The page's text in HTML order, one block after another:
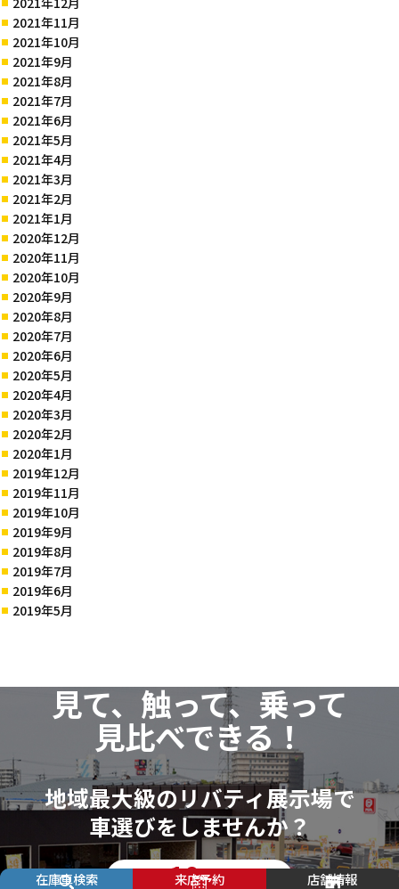
2021年11月
2021年10月
2021年9月
2021年8月
2021年7月
2021年6月
2021年5月
2021年4月
2021年3月
2021年2月
2021年1月
2020年12月
2020年11月
2020年10月
2020年9月
2020年8月
2020年7月
2020年6月
2020年5月
2020年4月
2020年3月
2020年2月
2020年1月
2019年12月
2019年11月
2019年10月
2019年9月
2019年8月
2019年7月
2019年6月
2019年5月
在庫車検索 来店予約 店舗情報
見て、触って、乗って
見比べできる！
地域最大級のリバティ展示場で
車選びをしませんか？
10秒で完了